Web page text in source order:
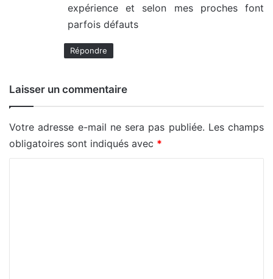
expérience et selon mes proches font
parfois défauts
Répondre
Laisser un commentaire
Votre adresse e-mail ne sera pas publiée. Les champs
obligatoires sont indiqués avec *